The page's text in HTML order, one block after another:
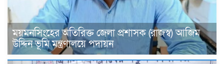
ময়মনসিংহের অতিরিক্ত জেলা প্রশাসক (রাজস্ব) আজিম
উদ্দিন ভূমি মন্ত্রণালয়ে পদায়ন